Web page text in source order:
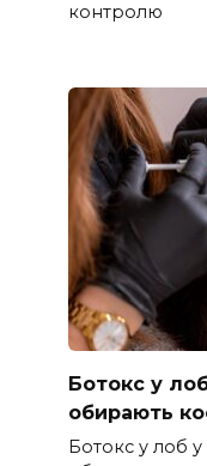
контролю
Ботокс у
обирають
Ботокс у лоб у